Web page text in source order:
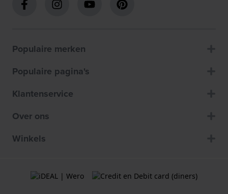
Populaire merken
Populaire pagina's
Klantenservice
Over ons
Winkels